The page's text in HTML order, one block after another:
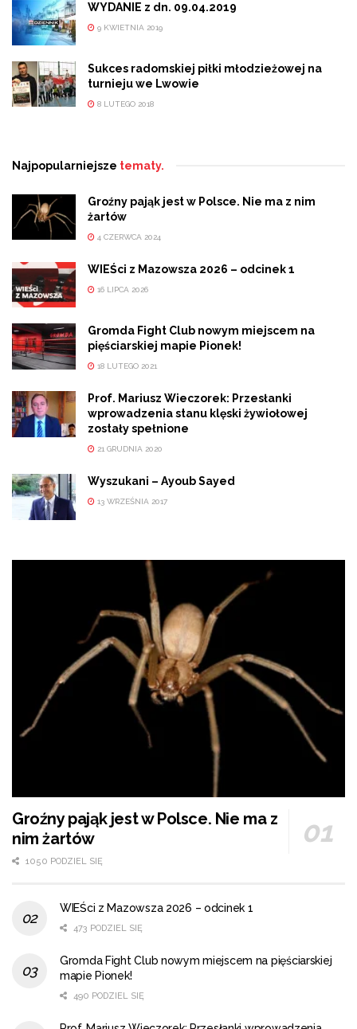
WYDANIE z dn. 09.04.2019
9 KWIETNIA 2019
Sukces radomskiej piłki młodzieżowej na
turnieju we Lwowie
8 LUTEGO 2018
Najpopularniejsze tematy.
Groźny pająk jest w Polsce. Nie ma z nim
żartów
4 CZERWCA 2024
WIEŚci z Mazowsza 2026 – odcinek 1
16 LIPCA 2026
Gromda Fight Club nowym miejscem na
pięściarskiej mapie Pionek!
18 LUTEGO 2021
Prof. Mariusz Wieczorek: Przesłanki
wprowadzenia stanu klęski żywiołowej
zostały spełnione
21 GRUDNIA 2020
Wyszukani – Ayoub Sayed
13 WRZEŚNIA 2017
Groźny pająk jest w Polsce. Nie ma z
nim żartów
1050 PODZIEL SIĘ
WIEŚci z Mazowsza 2026 – odcinek 1
473 PODZIEL SIĘ
Gromda Fight Club nowym miejscem na pięściarskiej
mapie Pionek!
490 PODZIEL SIĘ